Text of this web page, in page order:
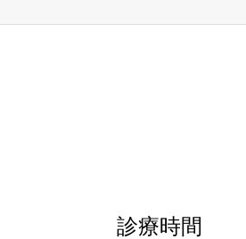
診療時間